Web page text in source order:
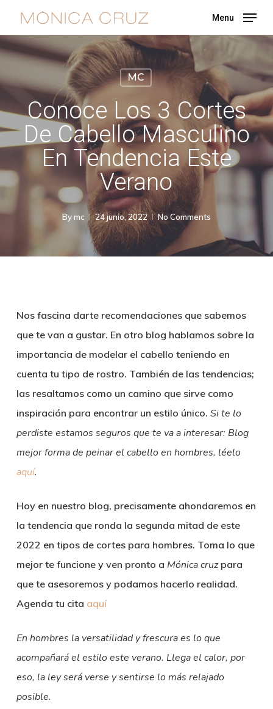
main
Menu
MC
Conoce Los 3 Cortes
De Cabello Masculino
En Tendencia Este
Verano
Bymc 24 junio, 2022 No Comments
Nos fascina darte recomendaciones que sabemos
que te van a gustar. En otro blog hablamos sobre la
importancia de modelar el cabello teniendo en
cuenta tu tipo de rostro. También de las tendencias;
las resaltamos como un camino que sirve como
inspiración para encontrar un estilo único. Si te lo
perdiste estamos seguros que te va a interesar: Blog
mejor forma de peinar el cabello en hombres, léelo
aquí.
Hoy en nuestro blog, precisamente ahondaremos en
la tendencia que ronda la segunda mitad de este
2022 en tipos de cortes para hombres. Toma lo que
mejor te funcione y ven pronto a Mónica cruz para
que te asesoremos y podamos hacerlo realidad.
Agenda tu cita aquí
En hombres la versatilidad y frescura es lo que
acompañará el estilo este verano. Llega el calor, por
eso, la ley será verse y sentirse lo más relajado
posible.